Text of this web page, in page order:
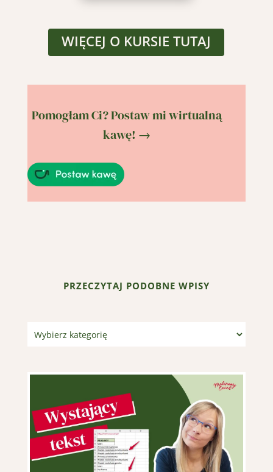
WIĘCEJ O KURSIE TUTAJ
Pomogłam Ci? Postaw mi wirtualną
kawę! →
PRZECZYTAJ PODOBNE WPISY
Kategorie